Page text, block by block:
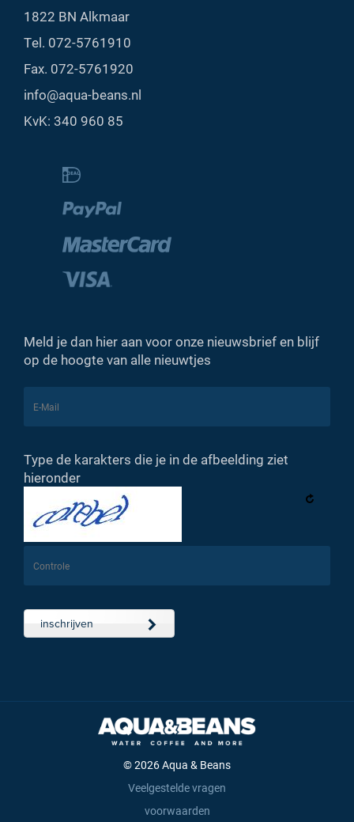
1822 BN Alkmaar
Tel. 072-5761910
Fax. 072-5761920
info@aqua-beans.nl
KvK: 340 960 85
Meld je dan hier aan voor onze nieuwsbrief en blijf
op de hoogte van alle nieuwtjes
Type de karakters die je in de afbeelding ziet
hieronder
inschrijven
© 2026 Aqua & Beans
Veelgestelde vragen
voorwaarden